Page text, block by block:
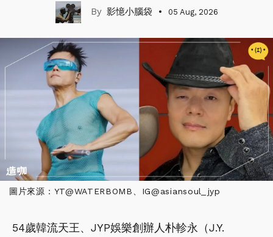
影憶小腦袋 05 Aug, 2026
圖片來源：YT@WATERBOMB、IG@asiansoul_jyp
54歲韓流天王、JYP娛樂創辦人朴軫永（J.Y.